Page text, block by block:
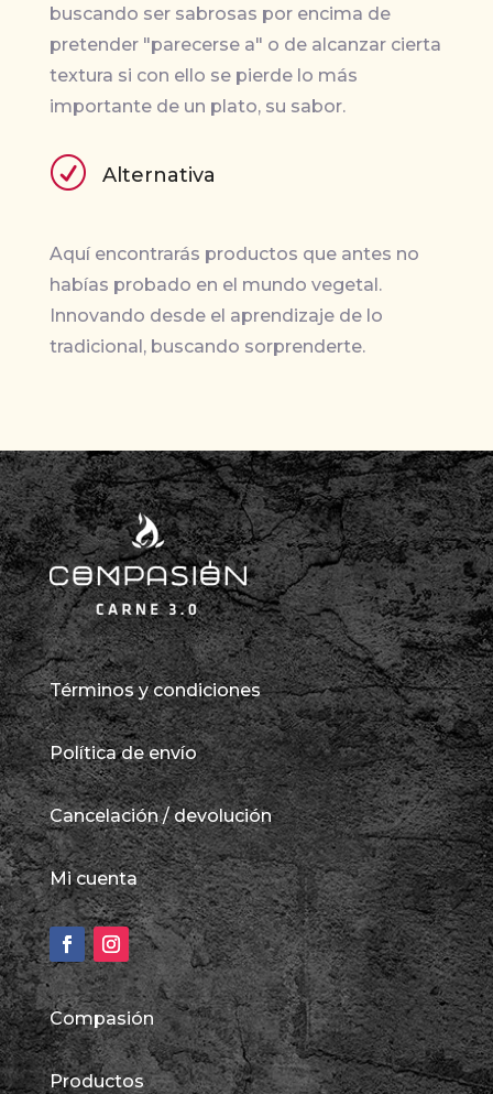
buscando ser sabrosas por encima de
pretender "parecerse a" o de alcanzar cierta
textura si con ello se pierde lo más
importante de un plato, su sabor.
R Alternativa
Aquí encontrarás productos que antes no
habías probado en el mundo vegetal.
Innovando desde el aprendizaje de lo
tradicional, buscando sorprenderte.
Términos y condiciones
Política de envío
Cancelación / devolución
Mi cuenta
Compasión
Productos